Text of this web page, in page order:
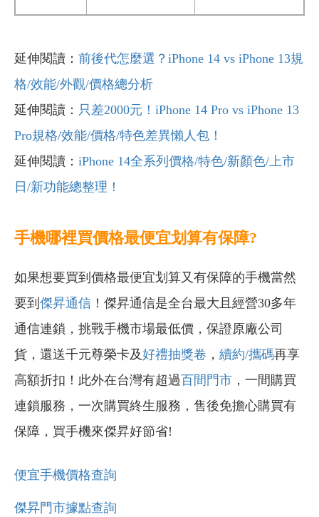
延伸閱讀： 前後代怎麼選？iPhone 14 vs iPhone 13規
格/效能/外觀/價格總分析
延伸閱讀： 只差2000元！iPhone 14 Pro vs iPhone 13
Pro規格/效能/價格/特色差異懶人包！
延伸閱讀： iPhone 14全系列價格/特色/新顏色/上市
日/新功能總整理！
手機哪裡買價格最便宜划算有保障?
如果想要買到價格最便宜划算又有保障的手機當然
要到 傑昇通信 ！傑昇通信是全台最大且經營30多年
通信連鎖，挑戰手機市場最低價，保證原廠公司
貨，還送千元尊榮卡及好禮抽獎卷 ， 續約/攜碼再享
高額折扣！此外在台灣有超過百間門市 ，一間購買
連鎖服務，一次購買終生服務，售後免擔心購買有
保障，買手機來傑昇好節省!
便宜手機價格查詢
傑昇門市據點查詢